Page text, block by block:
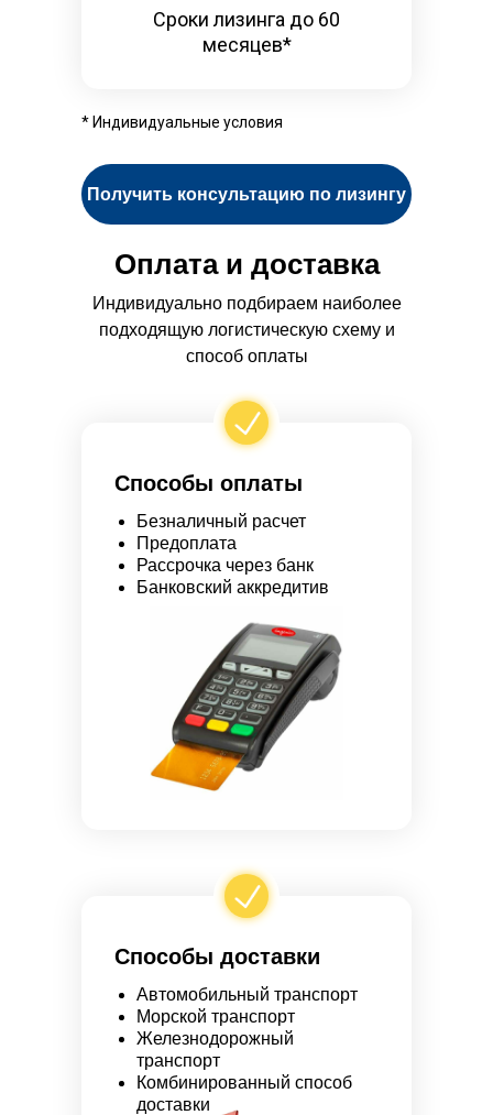
Получить консультацию по лизингу
Сроки лизинга до 60
месяцев*
* Индивидуальные условия
Оплата и доставка
Индивидуально подбираем наиболее
подходящую логистическую схему и
способ оплаты
Способы оплаты
Безналичный расчет
Предоплата
Рассрочка через банк
Банковский аккредитив
Способы доставки
Автомобильный транспорт
Морской транспорт
Железнодорожный
транспорт
Комбинированный способ
доставки